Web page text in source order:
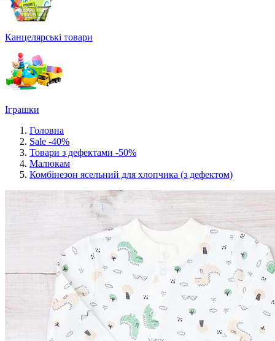
Канцелярські товари
Іграшки
Головна
Sale -40%
Товари з дефектами -50%
Малюкам
Комбінезон ясельний для хлопчика (з дефектом)